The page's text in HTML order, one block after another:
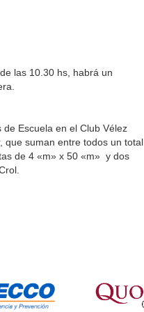
las 10.30 hs, habrá un
Escuela en el Club Vélez
que suman entre todos un total
de 4 «m» x 50 «m» y dos